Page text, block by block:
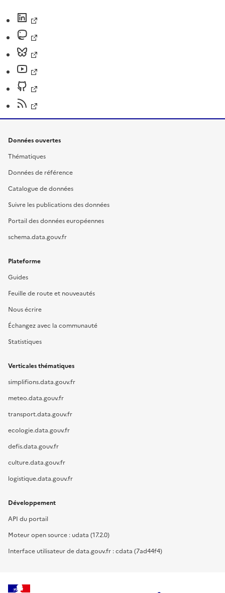
Données ouvertes
Thématiques
Données de référence
Catalogue de données
Suivre les publications des données
Portail des données européennes
schema.data.gouv.fr
Plateforme
Guides
Feuille de route et nouveautés
Nous écrire
Échangez avec la communauté
Statistiques
Verticales thématiques
simplifions.data.gouv.fr
meteo.data.gouv.fr
transport.data.gouv.fr
ecologie.data.gouv.fr
defis.data.gouv.fr
culture.data.gouv.fr
logistique.data.gouv.fr
Développement
API du portail
Moteur open source : udata (17.2.0)
Interface utilisateur de data.gouv.fr : cdata (7ad44f4)